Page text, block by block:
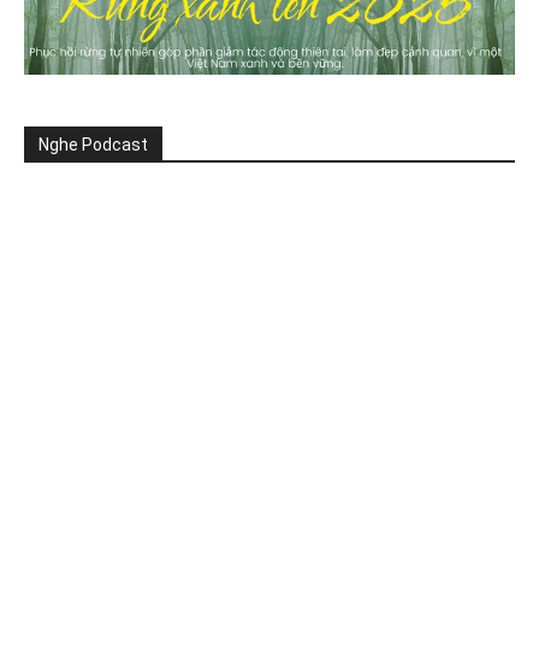
Nghe Podcast